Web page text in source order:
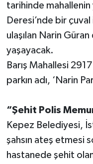
tarihinde mahallenin
Deresi’nde bir
ulaşılan Narin
yaşayacak.
Barış Mahallesi
parkın adı, ‘Narin
“Şehit Polis
Kepez Belediyesi,
şahsın ateş etmesi
hastanede şehit